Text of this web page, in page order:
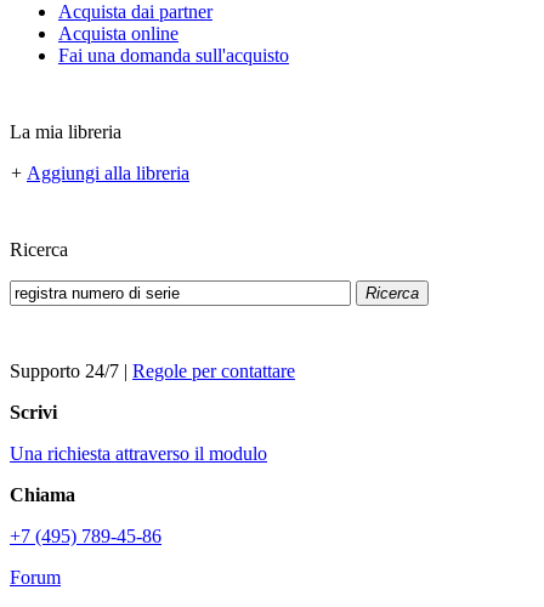
Acquista dai partner
Acquista online
Fai una domanda sull'acquisto
La mia libreria
+ Aggiungi alla libreria
Ricerca
Ricerca
Supporto 24/7 | Regole per contattare
Scrivi
Una richiesta attraverso il modulo
Chiama
+7 (495) 789-45-86
Forum